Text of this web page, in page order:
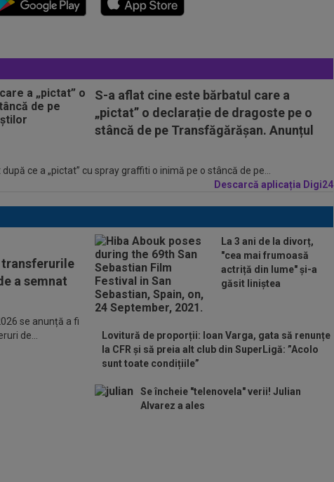
S-a aflat cine este bărbatul care a
„pictat” o declarație de dragoste pe o
stâncă de pe Transfăgărășan. Anunțul
ce a „pictat” cu spray graffiti o inimă pe o stâncă de pe...
Descarcă aplicația Digi24
transferurile
a semnat
se anunță a fi
de...
La 3 ani de la divorț,
"cea mai frumoasă
actriță din lume" și-a
găsit liniștea
Lovitură de proporții: Ioan Varga, gata să renunțe
la CFR și să preia alt club din SuperLigă: ”Acolo
sunt toate condițiile”
Se încheie "telenovela" verii! Julian
Alvarez a ales